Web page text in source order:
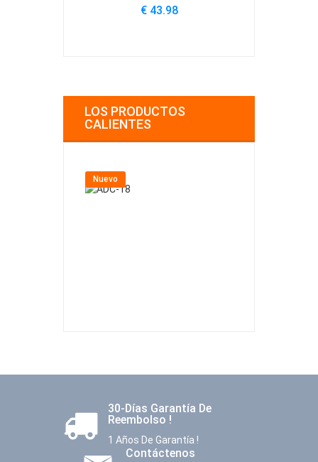
€ 43.98
LOS PRODUCTOS
CALIENTES
Nuevo
30-Días Garantía De
Reembolso !
1 Años De Garantía !
Contáctenos